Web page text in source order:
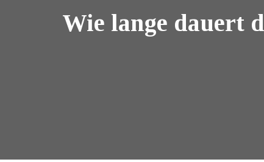
Wie lange dauert